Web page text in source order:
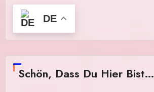
DE
Schön, Dass Du Hier Bist…